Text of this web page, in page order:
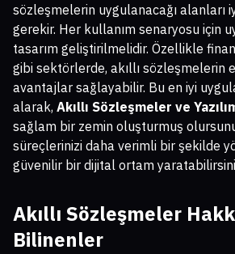
sözleşmelerin uygulanacağı alanları
gerekir. Her kullanım senaryosu için
tasarım geliştirilmelidir. Özellikle
gibi sektörlerde, akıllı sözleşmelerin
avantajlar sağlayabilir. Bu en iyi
alarak, Akıllı Sözleşmeler ve
sağlam bir zemin oluşturmuş
süreçlerinizi daha verimli bir şekilde
güvenilir bir dijital ortam
Akıllı Sözleşmeler
Bilinenler